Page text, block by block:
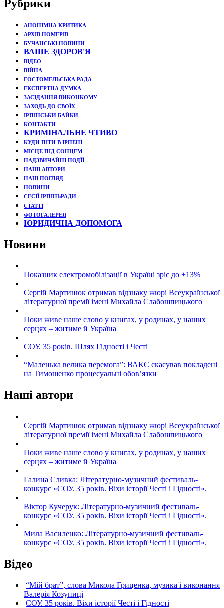
Рубрики
АНОНІМНА КРИТИКА
АРХІВ НОМЕРІВ
БУЧАНСЬКІ НОВИНИ
ВАШЕ ЗДОРОВ'Я
ВІДЕО
ВІЙНА
ГОСТОМЕЛЬСЬКА РАДА
ЕКСПЕРТНА ДУМКА
ЗАСІДАННЯ ВИКОНКОМУ
ЗАХОДЬ ДО СВОЇХ
ІРПІНСЬКИ БАЙКИ
КОНТАКТИ
КРИМІНАЛЬНЕ ЧТИВО
КУДИ ПІТИ В ІРПЕНІ
МІСЦЕ ПІД СОНЦЕМ
НАДЗВИЧАЙНІ ПОДЇЇ
НАШІ АВТОРИ
НАШ ПОГЛЯД
НОВИНИ
СЕСІЇ ІРПІНЬРАДИ
СТАТТІ
ФОТОГАЛЕРЕЯ
ЮРИДИЧНА ДОПОМОГА
Новини
Показник електромобілізації в Україні зріс до +13%
Сергій Мартинюк отримав відзнаку жюрі Всеукраїнської
літературної премії імені Михайла Слабошпицького
Поки живе наше слово у книгах, у родинах, у наших
серцях – житиме й Україна
СОУ. 35 років. Шлях Гідності і Честі
“Маленька велика перемога”: ВАКС скасував покладені
на Тимошенко процесуальні обов’язки
Наші автори
Сергій Мартинюк отримав відзнаку жюрі Всеукраїнської
літературної премії імені Михайла Слабошпицького
Поки живе наше слово у книгах, у родинах, у наших
серцях – житиме й Україна
Галина Сливка: Літературно-музичний фестиваль-
конкурс «СОУ. 35 років. Віхи історії Честі і Гідності».
Віктор Кучерук: Літературно-музичний фестиваль-
конкурс «СОУ. 35 років. Віхи історії Честі і Гідності».
Мила Василенко: Літературно-музичний фестиваль-
конкурс «СОУ. 35 років. Віхи історії Честі і Гідності».
Відео
“Мій брат”, слова Микола Гриценка, музика і виконання
Валерія Козупиці
СОУ. 35 років. Віхи історії Честі і Гідності